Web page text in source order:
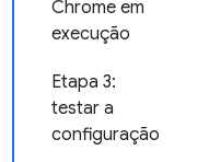
Chrome em
execução
Etapa 3:
testar a
configuração